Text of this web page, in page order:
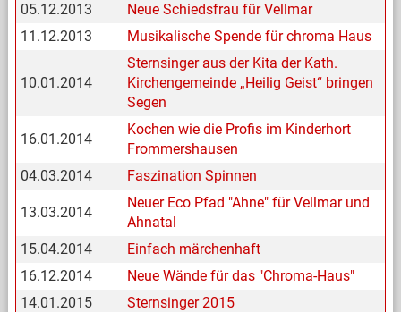
05.12.2013
Neue Schiedsfrau für Vellmar
11.12.2013
Musikalische Spende für chroma Haus
10.01.2014
Sternsinger aus der Kita der Kath.
Kirchengemeinde „Heilig Geist“ bringen
Segen
16.01.2014
Kochen wie die Profis im Kinderhort
Frommershausen
04.03.2014
Faszination Spinnen
13.03.2014
Neuer Eco Pfad "Ahne" für Vellmar und
Ahnatal
15.04.2014
Einfach märchenhaft
16.12.2014
Neue Wände für das "Chroma-Haus"
14.01.2015
Sternsinger 2015